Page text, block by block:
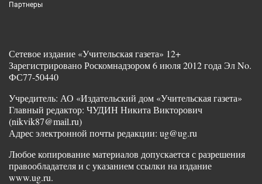
Партнеры
Сетевое издание «Учительская газета» 12+
Зарегистрировано Роскомнадзором 6 июля 2012 года Эл No.
ФС77-50440
Учредитель: АО «Издательский дом «Учительская газета»
Главный редактор: ЧУДИН Никита Викторович
(nikvik87@mail.ru)
Адрес электронной почты редакции: ug@ug.ru
Любое копирование материалов допускается с разрешения
правообладателя и с указанием ссылки на издание
www.ug.ru.